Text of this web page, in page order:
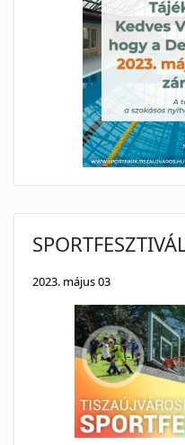
2023. május 03